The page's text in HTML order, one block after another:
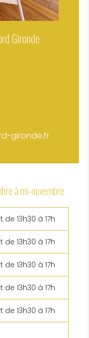
Gironde
gironde.fr
à mi-novembre
13h30 à 17h
13h30 à 17h
13h30 à 17h
13h30 à 17h
13h30 à 17h